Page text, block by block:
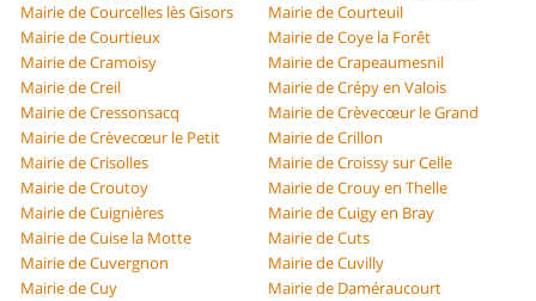
Mairie de Courcelles lès Gisors
Mairie de Courteuil
Mairie de Courtieux
Mairie de Coye la Forêt
Mairie de Cramoisy
Mairie de Crapeaumesnil
Mairie de Creil
Mairie de Crépy en Valois
Mairie de Cressonsacq
Mairie de Crèvecœur le Grand
Mairie de Crèvecœur le Petit
Mairie de Crillon
Mairie de Crisolles
Mairie de Croissy sur Celle
Mairie de Croutoy
Mairie de Crouy en Thelle
Mairie de Cuignières
Mairie de Cuigy en Bray
Mairie de Cuise la Motte
Mairie de Cuts
Mairie de Cuvergnon
Mairie de Cuvilly
Mairie de Cuy
Mairie de Daméraucourt